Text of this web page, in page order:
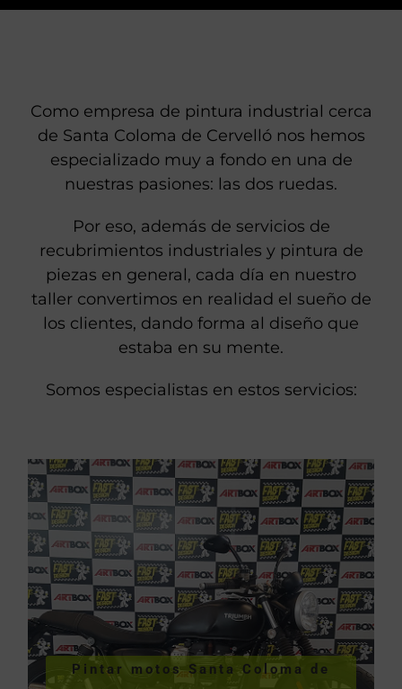
Como empresa de pintura industrial cerca
de Santa Coloma de Cervelló nos hemos
especializado muy a fondo en una de
nuestras pasiones: las dos ruedas.
Por eso, además de servicios de
recubrimientos industriales y pintura de
piezas en general, cada día en nuestro
taller convertimos en realidad el sueño de
los clientes, dando forma al diseño que
estaba en su mente.
Somos especialistas en estos servicios:
Pintar motos Santa Coloma de
VER PINTURA DE MOTOS